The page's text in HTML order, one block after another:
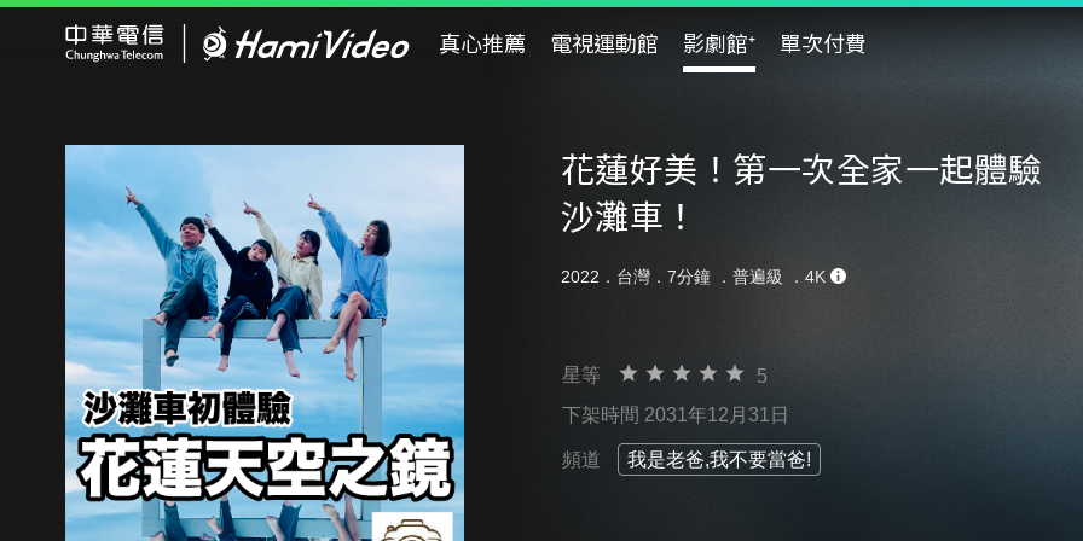
真心推薦 電視運動館 影劇館⁺ 單次付費
花蓮好美！第一次全家一起體驗
沙灘車！
2022．台灣．7分鐘 ． 普遍級 ．4K
星等
5
下架時間 2031年12月31日
頻道 我是老爸,我不要當爸!